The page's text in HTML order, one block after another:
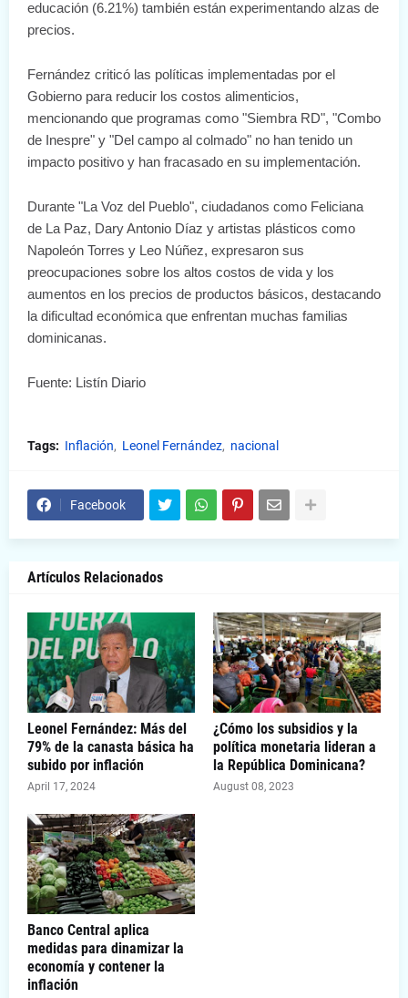
educación (6.21%) también están experimentando alzas de
precios.
Fernández criticó las políticas implementadas por el
Gobierno para reducir los costos alimenticios,
mencionando que programas como "Siembra RD", "Combo
de Inespre" y "Del campo al colmado" no han tenido un
impacto positivo y han fracasado en su implementación.
Durante "La Voz del Pueblo", ciudadanos como Feliciana
de La Paz, Dary Antonio Díaz y artistas plásticos como
Napoleón Torres y Leo Núñez, expresaron sus
preocupaciones sobre los altos costos de vida y los
aumentos en los precios de productos básicos, destacando
la dificultad económica que enfrentan muchas familias
dominicanas.
Fuente: Listín Diario
Tags: Inflación Leonel Fernández nacional
Facebook
Artículos Relacionados
Leonel Fernández: Más del
79% de la canasta básica ha
subido por inflación
April 17, 2024
¿Cómo los subsidios y la
política monetaria lideran a
la República Dominicana?
August 08, 2023
Banco Central aplica
medidas para dinamizar la
economía y contener la
inflación